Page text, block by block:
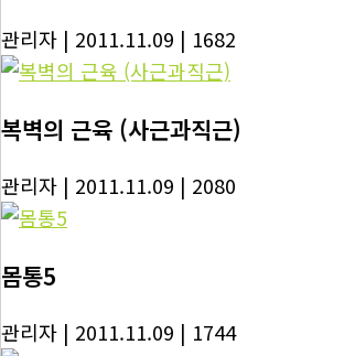
관리자 | 2011.11.09 | 1682
복벽의 근육 (사근과직근)
관리자 | 2011.11.09 | 2080
몸통5
관리자 | 2011.11.09 | 1744